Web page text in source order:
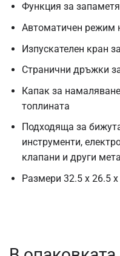
Функция за
Автоматичен режим
Изпускателен кран
Странични дръжки
Капак за
топлината
Подходяща за
инструменти,
клапани и други
Размери 32.5 x 26.5